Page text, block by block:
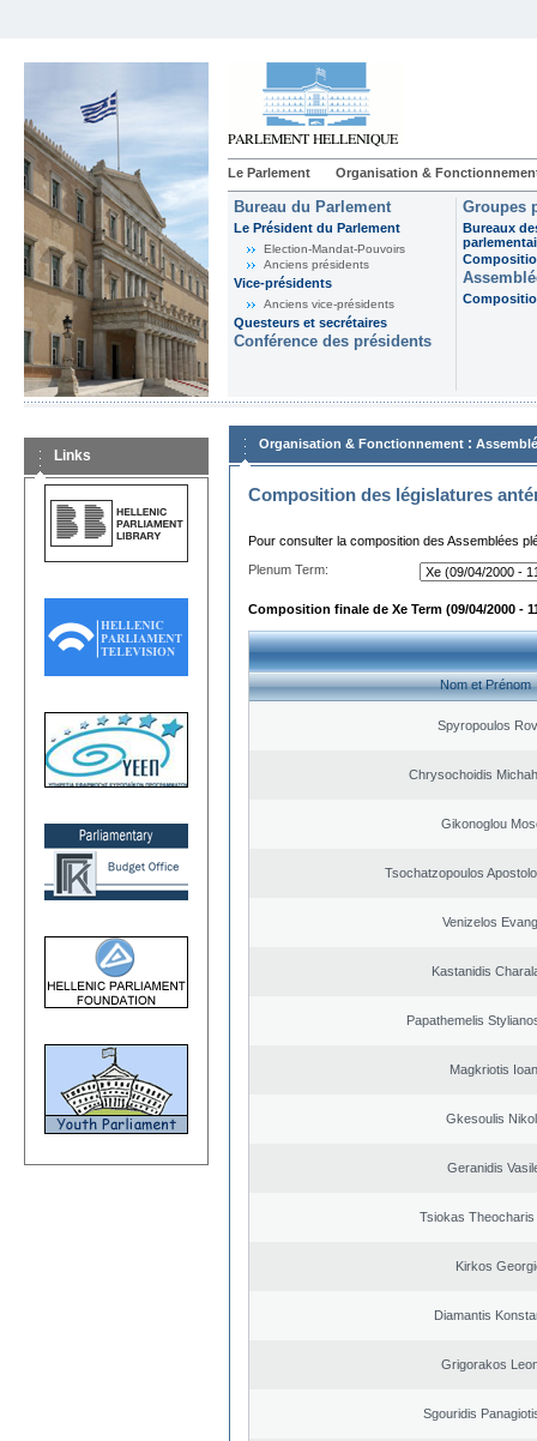
Le Parlement Organisation &
Bureau du Parlement
Le Président du Parlement
Election-Mandat-Pouvoirs
Anciens présidents
Vice-présidents
Anciens vice-présidents
Questeurs et secrétaires
Conférence des présidents
Groupes
Bureaux
Links
Organisation & Fonctionnement :
Composition des législatures
Pour consulter la composition des Assemblées
Plenum Term:
Composition finale de Xe Term (09/04/2000 -
Nom et Prénom
Spyropoulos
Chrysochoidis
Gikonoglou
Tsochatzopoulos
Venizelos
Kastanidis
Papathemelis
Magkriotis
Gkesoulis
Geranidis
Tsiokas
Kirkos
Diamantis
Grigorakos
Sgouridis